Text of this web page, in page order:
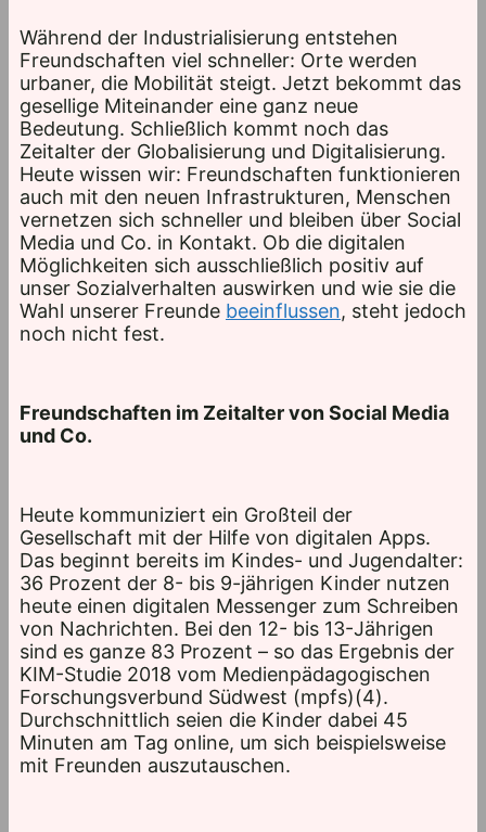
Während der Industrialisierung entstehen
Freundschaften viel schneller: Orte werden
urbaner, die Mobilität steigt. Jetzt bekommt das
gesellige Miteinander eine ganz neue
Bedeutung. Schließlich kommt noch das
Zeitalter der Globalisierung und Digitalisierung.
Heute wissen wir: Freundschaften funktionieren
auch mit den neuen Infrastrukturen, Menschen
vernetzen sich schneller und bleiben über Social
Media und Co. in Kontakt. Ob die digitalen
Möglichkeiten sich ausschließlich positiv auf
unser Sozialverhalten auswirken und wie sie die
Wahl unserer Freunde beeinflussen, steht jedoch
noch nicht fest.
Freundschaften im Zeitalter von Social Media
und Co.
Heute kommuniziert ein Großteil der
Gesellschaft mit der Hilfe von digitalen Apps.
Das beginnt bereits im Kindes- und Jugendalter:
36 Prozent der 8- bis 9-jährigen Kinder nutzen
heute einen digitalen Messenger zum Schreiben
von Nachrichten. Bei den 12- bis 13-Jährigen
sind es ganze 83 Prozent – so das Ergebnis der
KIM-Studie 2018 vom Medienpädagogischen
Forschungsverbund Südwest (mpfs)(4).
Durchschnittlich seien die Kinder dabei 45
Minuten am Tag online, um sich beispielsweise
mit Freunden auszutauschen.